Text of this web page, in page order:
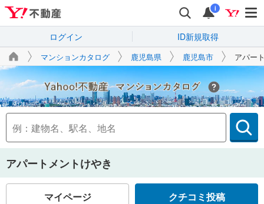
i
ログイン ID新規取得
マンションカタログ 鹿児島県 鹿児島市 アパー
Yahoo!不動産
アパートメントけやき
マイページ クチコミ投稿